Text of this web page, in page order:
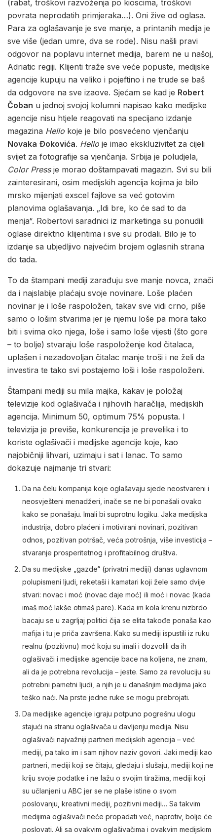
(rabat, troškovi razvoženja po kioscima, troškovi
povrata neprodatih primjeraka…). Oni žive od oglasa.
Para za oglašavanje je sve manje, a printanih medija je
sve više (jedan umre, dva se rode). Nisu našli pravi
odgovor na poplavu internet medija, barem ne u našoj,
Adriatic regiji. Klijenti traže sve veće popuste, medijske
agencije kupuju na veliko i pojeftino i ne trude se baš
da odgovore na sve izaove. Sjećam se kad je Robert
Čoban u jednoj svojoj kolumni napisao kako medijske
agencije nisu htjele reagovati na specijano izdanje
magazina Hello koje je bilo posvećeno vjenčanju
Novaka Đokovića. Hello je imao ekskluzivitet za cijeli
svijet za fotografije sa vjenčanja. Srbija je poludjela,
Color Pressje morao doštampavati magazin. Svi su bili
zainteresirani, osim medijskih agencija kojima je bilo
mrsko mijenjati exscel fajlove sa već gotovim
planovima oglašavanja. „Idi bre, ko će sad to da
menja“. Robertovi saradnici iz marketinga su ponudili
oglase direktno klijentima i sve su prodali. Bilo je to
izdanje sa ubjedljivo najvećim brojem oglasnih strana
do tada.
To da štampani mediji zarađuju sve manje novca, znači
da i najslabije plaćaju svoje novinare. Loše plaćen
novinar je i loše raspoložen, takav sve vidi crno, piše
samo o lošim stvarima jer je njemu loše pa mora tako
biti i svima oko njega, loše i samo loše vijesti (što gore
– to bolje) stvaraju loše raspoloženje kod čitalaca,
uplašen i nezadovoljan čitalac manje troši i ne želi da
investira te tako svi postajemo loši i loše raspoloženi.
Štampani mediji su mila majka, kakav je položaj
televizije kod oglašivača i njihovih haračlija, medijskih
agencija. Minimum 50, optimum 75% popusta. I
televizija je previše, konkurencija je prevelika i to
koriste oglašivači i medijske agencije koje, kao
najobičniji lihvari, uzimaju i sat i lanac. To samo
dokazuje najmanje tri stvari:
Da na čelu kompanija koje oglašavaju sjede neostvareni i
neosvješteni menadžeri, inače se ne bi ponašali ovako
kako se ponašaju. Imali bi suprotnu logiku. Jaka medijska
industrija, dobro plaćeni i motivirani novinari, pozitivan
odnos, pozitivan potršač, veća potrošnja, više investicija –
stvaranje prosperitetnog i profitabilnog društva.
Da su medijske „gazde“ (privatni mediji) danas uglavnom
polupismeni ljudi, reketaši i kamatari koji žele samo dvije
stvari: novac i moć (novac daje moć) ili moć i novac (kada
imaš moć lakše otimaš pare). Kada im kola krenu nizbrdo
bacaju se u zagrljaj politici čija se elita takođe ponaša kao
mafija i tu je priča završena. Kako su mediji ispustili iz ruku
realnu (pozitivnu) moć koju su imali i dozvolili da ih
oglašivači i medijske agencije bace na koljena, ne znam,
ali da je potrebna revolucija – jeste. Samo za revoluciju su
potrebni pametni ljudi, a njih je u današnjim medijima jako
teško naći. Na prste jedne ruke se mogu prebrojati.
Da medijske agencije igraju potpuno pogrešnu ulogu
stajući na stranu oglašivača u davljenju medija. Nisu
oglašivači najvažniji partneri medijskih agencija – već
mediji, pa tako im i sam njihov naziv govori. Jaki mediji kao
partneri, mediji koji se čitaju, gledaju i slušaju, mediji koji ne
kriju svoje podatke i ne lažu o svojim tiražima, mediji koji
su učlanjeni u ABC jer se ne plaše istine o svom
poslovanju, kreativni mediji, pozitivni mediji… Sa takvim
medijima oglašivači neće propadati već, naprotiv, bolje će
poslovati. Ali sa ovakvim oglašivačima i ovakvim medijskim